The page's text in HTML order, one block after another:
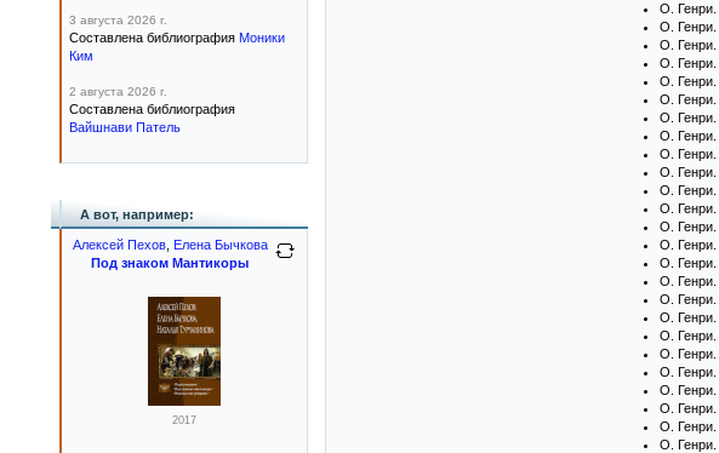
О. Генри.
О. Генри.
О. Генри.
О. Генри.
О. Генри.
О. Генри.
О. Генри.
О. Генри.
О. Генри.
О. Генри.
О. Генри.
О. Генри.
О. Генри.
О. Генри.
О. Генри.
О. Генри.
О. Генри.
О. Генри.
О. Генри.
О. Генри.
О. Генри.
О. Генри.
О. Генри.
О. Генри.
О. Генри.
3 августа 2026 г.
Составлена библиография Моники
Ким
2 августа 2026 г.
Составлена библиография
Вайшнави Патель
А вот, например:
Алексей Пехов, Елена Бычкова
Под знаком Мантикоры
2017